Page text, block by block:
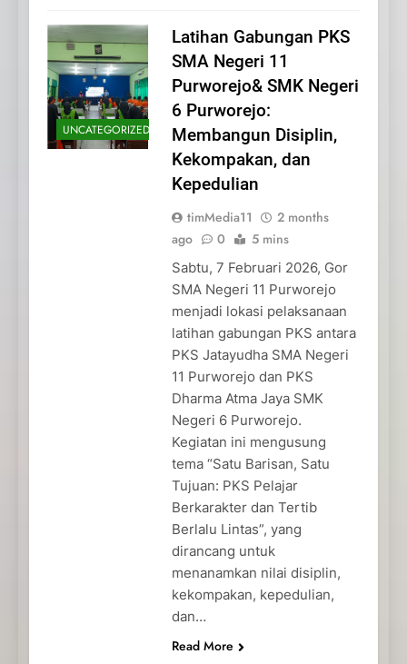
UNCATEGORIZED
Latihan Gabungan PKS
SMA Negeri 11
Purworejo& SMK Negeri
6 Purworejo:
Membangun Disiplin,
Kekompakan, dan
Kepedulian
timMedia11
2 months
ago
0 5 mins
Sabtu, 7 Februari 2026, Gor
SMA Negeri 11 Purworejo
menjadi lokasi pelaksanaan
latihan gabungan PKS antara
PKS Jatayudha SMA Negeri
11 Purworejo dan PKS
Dharma Atma Jaya SMK
Negeri 6 Purworejo.
Kegiatan ini mengusung
tema “Satu Barisan, Satu
Tujuan: PKS Pelajar
Berkarakter dan Tertib
Berlalu Lintas”, yang
dirancang untuk
menanamkan nilai disiplin,
kekompakan, kepedulian,
dan…
Read More